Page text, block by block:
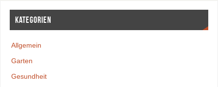
Kategorien
Allgemein
Garten
Gesundheit